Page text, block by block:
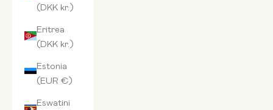
(DKK kr.)
Eritrea
(DKK kr.)
Estonia
(EUR €)
Eswatini